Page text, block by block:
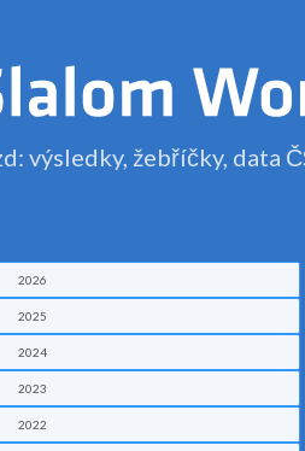
výsledky, žebříčky, data
2026
2025
2024
2023
2022